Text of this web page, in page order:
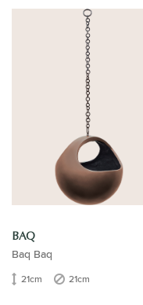
BAQ
Baq Baq
21cm 21cm